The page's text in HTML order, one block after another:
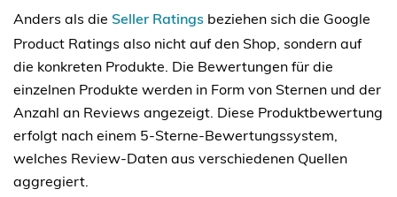
Anders als die Seller Ratings beziehen sich die Google
Product Ratings also nicht auf den Shop, sondern auf
die konkreten Produkte. Die Bewertungen für die
einzelnen Produkte werden in Form von Sternen und der
Anzahl an Reviews angezeigt. Diese Produktbewertung
erfolgt nach einem 5-Sterne-Bewertungssystem,
welches Review-Daten aus verschiedenen Quellen
aggregiert.